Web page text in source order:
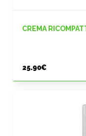
CREMA
25.90€